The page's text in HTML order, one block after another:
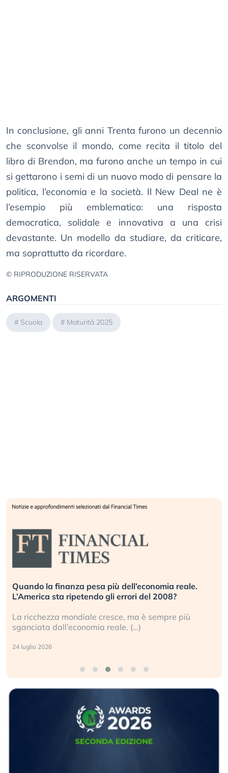
In conclusione, gli anni Trenta furono un decennio
che sconvolse il mondo, come recita il titolo del
libro di Brendon, ma furono anche un tempo in cui
si gettarono i semi di un nuovo modo di pensare la
politica, l’economia e la società. Il New Deal ne è
l’esempio più emblematico: una risposta
democratica, solidale e innovativa a una crisi
devastante. Un modello da studiare, da criticare,
ma soprattutto da ricordare.
© RIPRODUZIONE RISERVATA
ARGOMENTI
# Scuola # Maturità 2025
Quando la finanza pesa più dell’economia reale.
L’America sta ripetendo gli errori del 2008?
La ricchezza mondiale cresce, ma è sempre più
sganciata dall’economia reale. (…)
24 luglio 2026